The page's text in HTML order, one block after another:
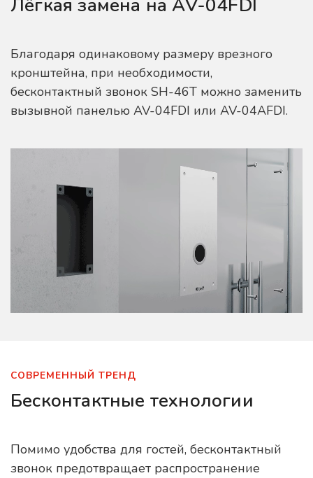
Лёгкая замена на AV-04FDI
Благодаря одинаковому размеру врезного
кронштейна, при необходимости,
бесконтактный звонок SH-46T можно заменить
вызывной панелью AV-04FDI или AV-04AFDI.
СОВРЕМЕННЫЙ ТРЕНД
Бесконтактные технологии
Помимо удобства для гостей, бесконтактный
звонок предотвращает распространение